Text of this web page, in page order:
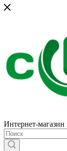
Интернет-